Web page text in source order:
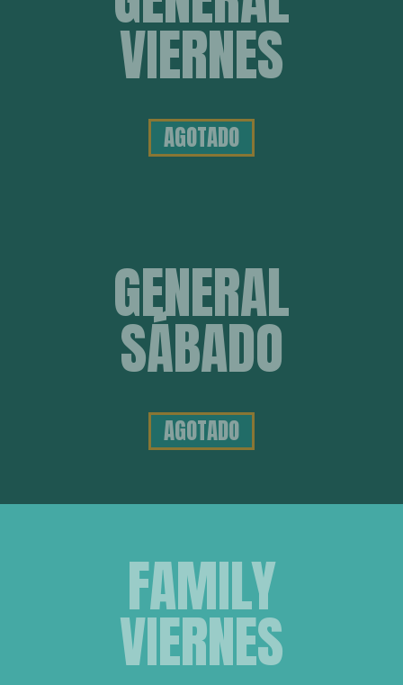
VIERNES
AGOTADO
GENERAL
SÁBADO
AGOTADO
FAMILY
VIERNES